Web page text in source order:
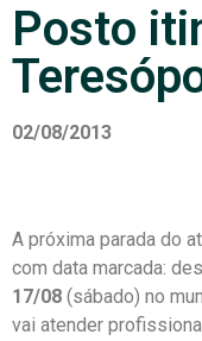
Posto
02/08/2013
A próxima parada do
com data marcada:
17/08 (sábado) no
vai atender